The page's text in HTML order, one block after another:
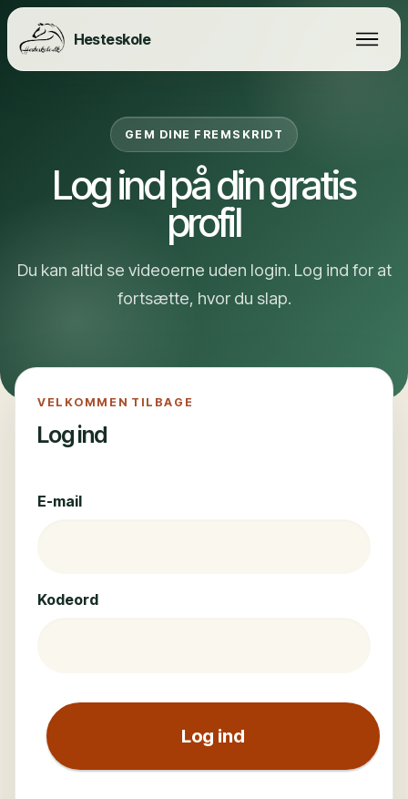
Hesteskole
GEM DINE FREMSKRIDT
Log ind på din gratis
profil
Du kan altid se videoerne uden login. Log ind for at
fortsætte, hvor du slap.
VELKOMMEN TILBAGE
Log ind
E-mail
Kodeord
Log ind